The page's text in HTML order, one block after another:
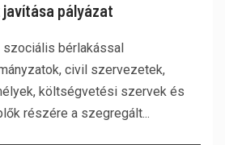
pályázat
bérlakással
civil szervezetek,
költségvetési szervek és
részére a szegregált...